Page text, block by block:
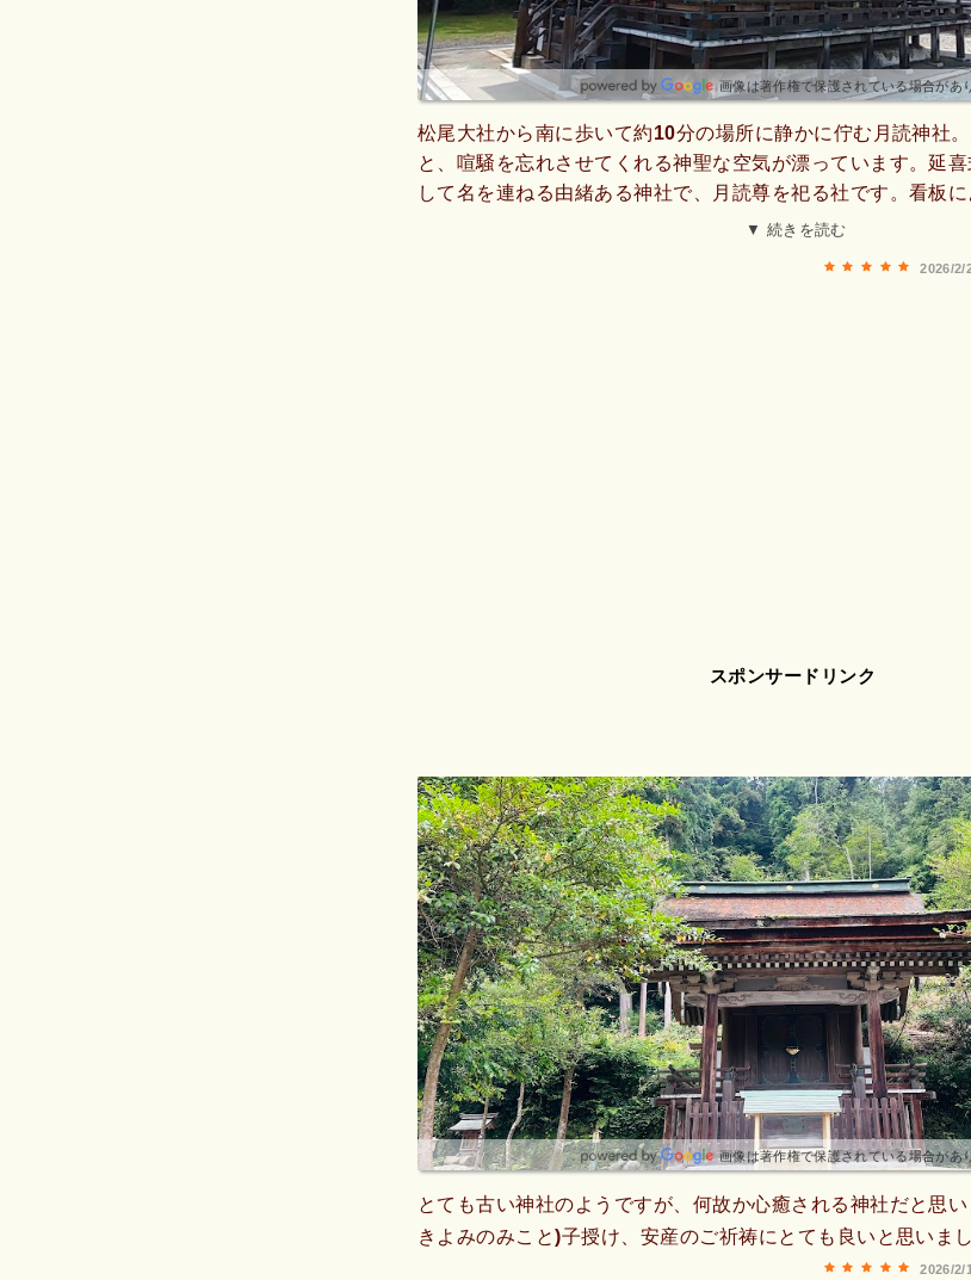
画像は著作権で保護されている場合があ
松尾大社から南に歩いて約10分の場所に静かに佇む月読神社
と、喧騒を忘れさせてくれる神聖な空気が漂っています。延
して名を連ねる由緒ある神社で、月読尊を祀る社です。看板
で奉斎されていたもので、朝鮮半島との深いつながりも持つ、
内には御舟社、聖徳太子社なども並んでいます。松尾大社を参
▼ 続きを読む
2026/2/
スポンサードリンク
画像は著作権で保護されている場合があ
とても古い神社のようですが、何故か心癒される神社だと思
きよみのみこと)子授け、安産のご祈祷にとても良いと思いまし
2026/2/